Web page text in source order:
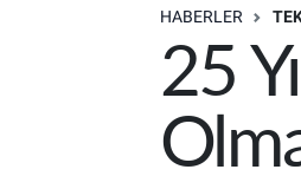
HABERLER
25